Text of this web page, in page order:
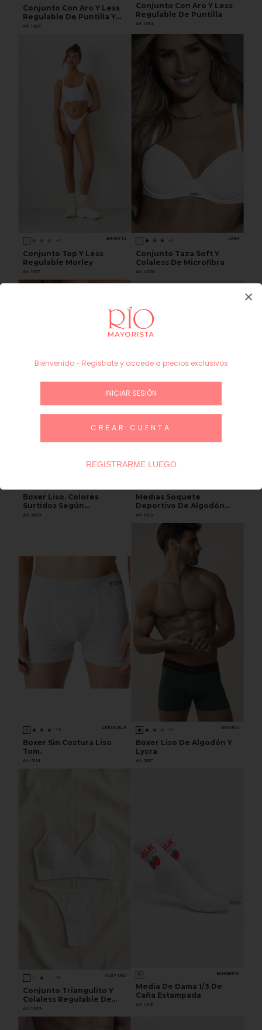
Conjunto Con Aro Y Less
Regulable De Puntilla Y
Morley
Art. 1924
Conjunto Con Aro Y Less
Regulable De Puntilla
Art. 1914
+1 BRIGITTE
Conjunto Top Y Less
Regulable Morley
Art. 1637
+1 LARA
Conjunto Taza Soft Y
Colaless De Microfibra
Art. 4356
Boxer Liso. Colores
Surtidos Según
Disponibilidad De Stock.
Art. 3029
Medias Soquete
Deportivo De Algodón
Mujer
Art. 101D
+2 CIUDADELA
Boxer Sin Costura Liso
Tom.
Art. 5114
+1 BAKHOU
Boxer Liso De Algodón Y
Lycra
Art. 2017
+1 SEXY LALI
Conjunto Triangulito Y
Colaless Regulable De
Morley Forrado En
Algodón
Art. 1089
ELEMENTO
Media De Dama 1/3 De
Caña Estampada
Art. 401E
Bienvenido - Registrate y accede a precios exclusivos
INICIAR SESIÓN
CREAR CUENTA
REGISTRARME LUEGO
×